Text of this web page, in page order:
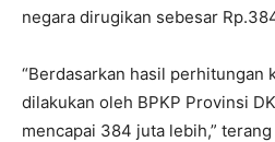
negara dirugikan sebesar
“Berdasarkan hasil perhitungan
dilakukan oleh BPKP Provinsi
mencapai 384 juta lebih,”